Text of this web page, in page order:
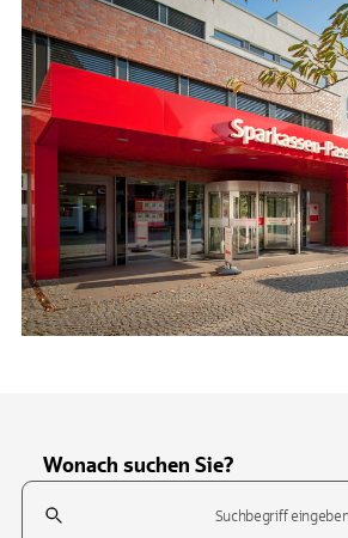
Wonach suchen Sie?
Suchfeld